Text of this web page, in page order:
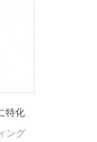
特化
ング